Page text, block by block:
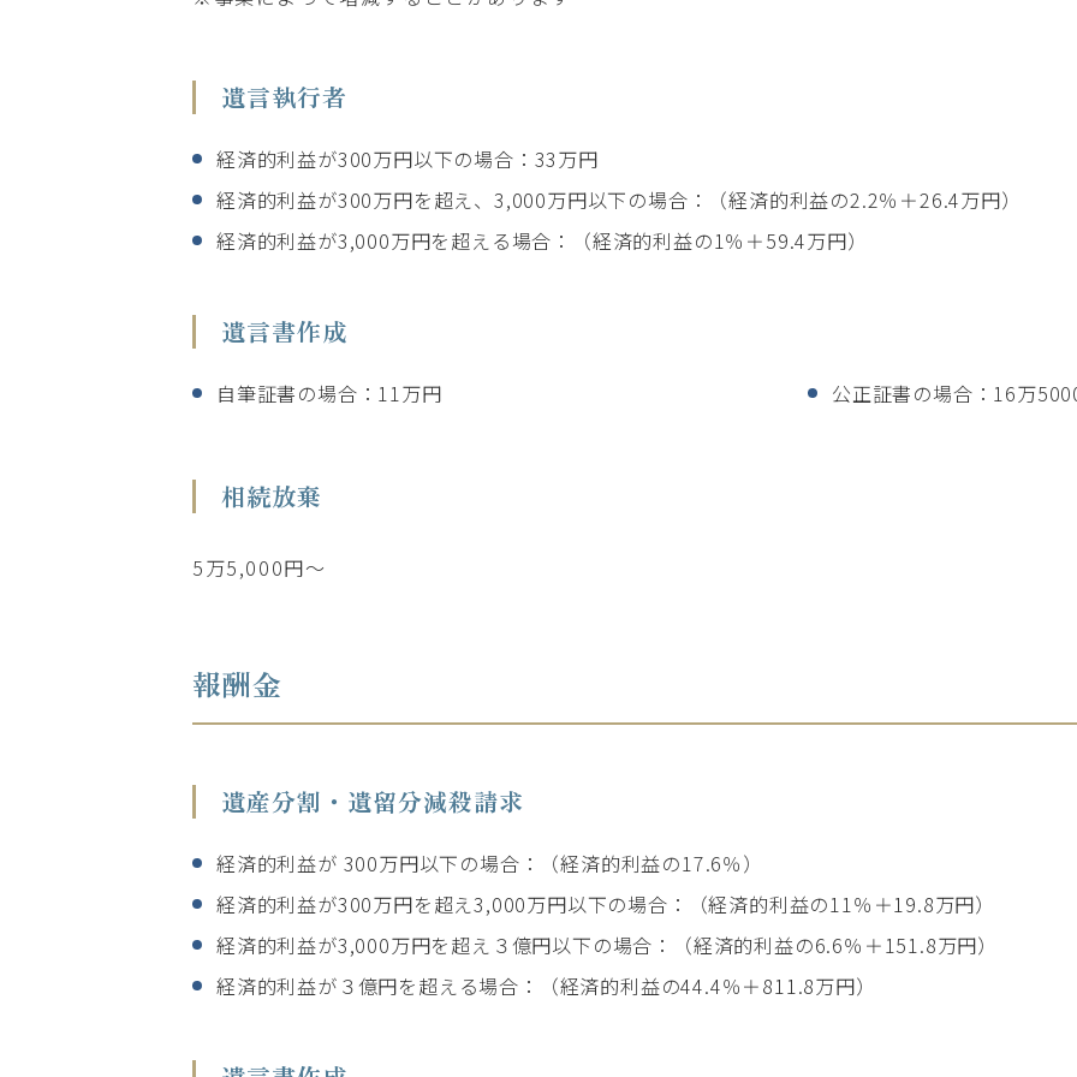
遺言執行者
経済的利益が300万円以下の場合：33万円
経済的利益が300万円を超え、3,000万円以下の場合：（経済的利益の2.2％＋26.4万円）
経済的利益が3,000万円を超える場合：（経済的利益の1％＋59.4万円）
遺言書作成
自筆証書の場合：11万円 公正証書の場合：16万
相続放棄
5万5,000円～
報酬金
遺産分割・遺留分減殺請求
経済的利益が 300万円以下の場合：（経済的利益の17.6％）
経済的利益が300万円を超え3,000万円以下の場合：（経済的利益の11％＋19.8万円）
経済的利益が3,000万円を超え３億円以下の場合：（経済的利益の6.6％＋151.8万円）
経済的利益が３億円を超える場合：（経済的利益の44.4％＋811.8万円）